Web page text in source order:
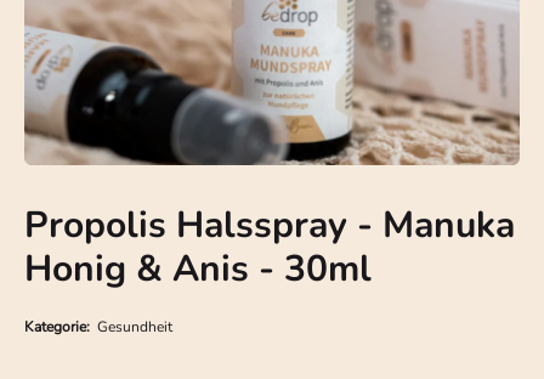
Propolis Halsspray - Manuka
Honig & Anis - 30ml
Kategorie: Gesundheit